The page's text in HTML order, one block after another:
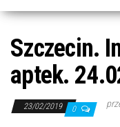
Szczecin.
aptek.
23/02/2019 0